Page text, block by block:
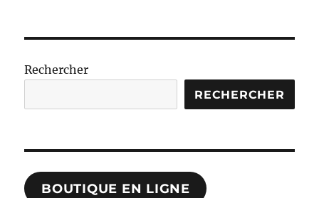
Rechercher
RECHERCHER
BOUTIQUE EN LIGNE